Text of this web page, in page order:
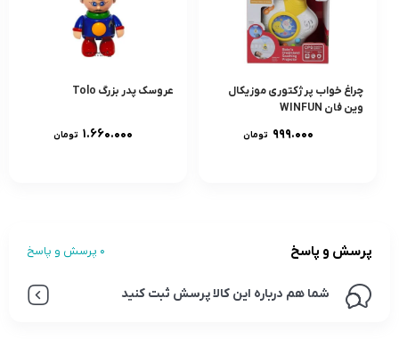
چراغ خواب پرژکتورى موزيکال
وين فان WINFUN
۹۹۹.۰۰۰ تومان
عروسک پدر بزرگ Tolo
۱.۶۶۰.۰۰۰ تومان
پرسش و پاسخ 0 پرسش و پاسخ
شما هم درباره این کالا پرسش ثبت کنید